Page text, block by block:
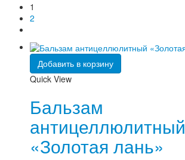
1
2
Добавить в корзину
Quick View
Бальзам
антицеллюлитный
«Золотая лань»